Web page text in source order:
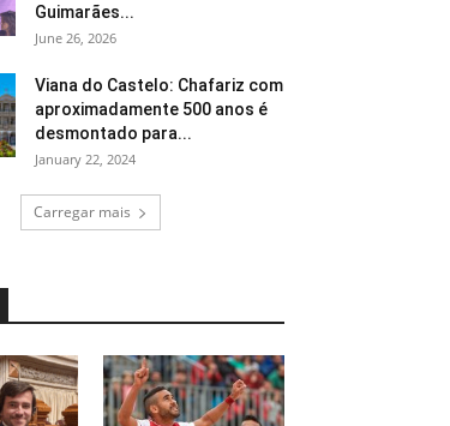
Guimarães...
June 26, 2026
Viana do Castelo: Chafariz com
aproximadamente 500 anos é
desmontado para...
January 22, 2024
Carregar mais